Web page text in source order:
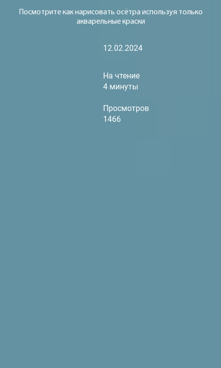
Посмотрите как нарисовать осётра используя только
акварельные краски
12.02.2024
На чтение
4 минуты
Просмотров
1466